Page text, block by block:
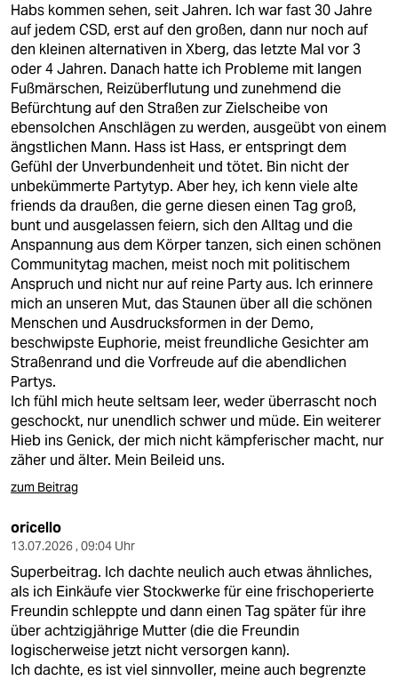
Habs kommen sehen, seit Jahren. Ich war fast 30 Jahre
auf jedem CSD, erst auf den großen, dann nur noch auf
den kleinen alternativen in Xberg, das letzte Mal vor 3
oder 4 Jahren. Danach hatte ich Probleme mit langen
Fußmärschen, Reizüberflutung und zunehmend die
Befürchtung auf den Straßen zur Zielscheibe von
ebensolchen Anschlägen zu werden, ausgeübt von einem
ängstlichen Mann. Hass ist Hass, er entspringt dem
Gefühl der Unverbundenheit und tötet. Bin nicht der
unbekümmerte Partytyp. Aber hey, ich kenn viele alte
friends da draußen, die gerne diesen einen Tag groß,
bunt und ausgelassen feiern, sich den Alltag und die
Anspannung aus dem Körper tanzen, sich einen schönen
Communitytag machen, meist noch mit politischem
Anspruch und nicht nur auf reine Party aus. Ich erinnere
mich an unseren Mut, das Staunen über all die schönen
Menschen und Ausdrucksformen in der Demo,
beschwipste Euphorie, meist freundliche Gesichter am
Straßenrand und die Vorfreude auf die abendlichen
Partys.
Ich fühl mich heute seltsam leer, weder überrascht noch
geschockt, nur unendlich schwer und müde. Ein weiterer
Hieb ins Genick, der mich nicht kämpferischer macht, nur
zäher und älter. Mein Beileid uns.
zum Beitrag
oricello
13.07.2026 , 09:04 Uhr
Superbeitrag. Ich dachte neulich auch etwas ähnliches,
als ich Einkäufe vier Stockwerke für eine frischoperierte
Freundin schleppte und dann einen Tag später für ihre
über achtzigjährige Mutter (die die Freundin
logischerweise jetzt nicht versorgen kann).
Ich dachte, es ist viel sinnvoller, meine auch begrenzte